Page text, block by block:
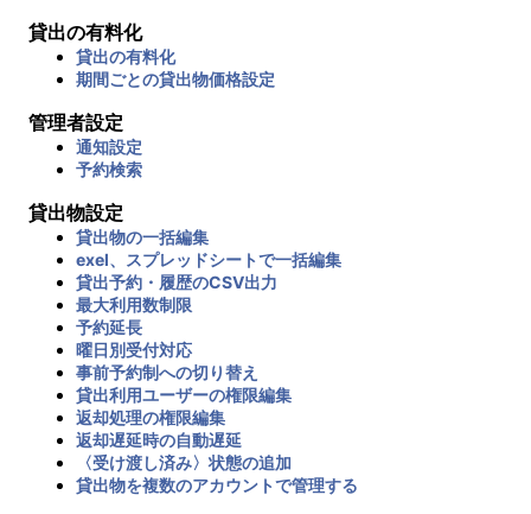
貸出の有料化
貸出の有料化
期間ごとの貸出物価格設定
管理者設定
通知設定
予約検索
貸出物設定
貸出物の一括編集
exel、スプレッドシートで一括編集
貸出予約・履歴のCSV出力
最大利用数制限
予約延長
曜日別受付対応
事前予約制への切り替え
貸出利用ユーザーの権限編集
返却処理の権限編集
返却遅延時の自動遅延
〈受け渡し済み〉状態の追加
貸出物を複数のアカウントで管理する